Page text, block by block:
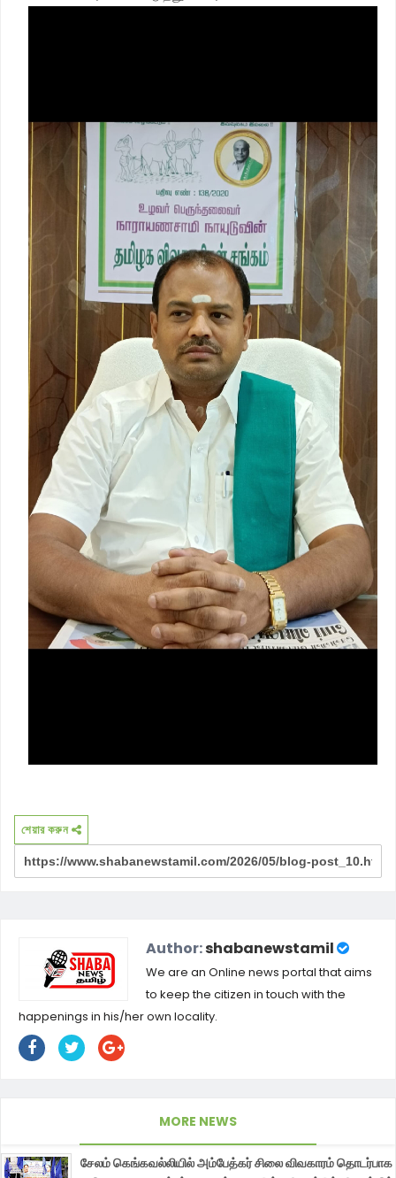
শেয়ার করুন
Author:shabanewstamil
We are an Online news portal that aims
to keep the citizen in touch with the
happenings in his/her own locality.
MORE NEWS
சேலம் கெங்கவல்லியில் அம்பேத்கர் சிலை விவகாரம் தொடர்பாக